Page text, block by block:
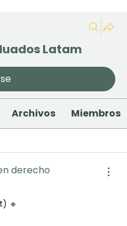
Latam
Archivos Miembros
derecho
🔹